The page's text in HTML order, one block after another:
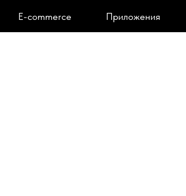
E-commerce Приложения